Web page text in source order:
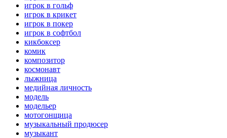
игрок в гольф
игрок в крикет
игрок в покер
игрок в софтбол
кикбоксер
комик
композитор
космонавт
лыжница
медийная личность
модель
модельер
мотогонщица
музыкальный продюсер
музыкант